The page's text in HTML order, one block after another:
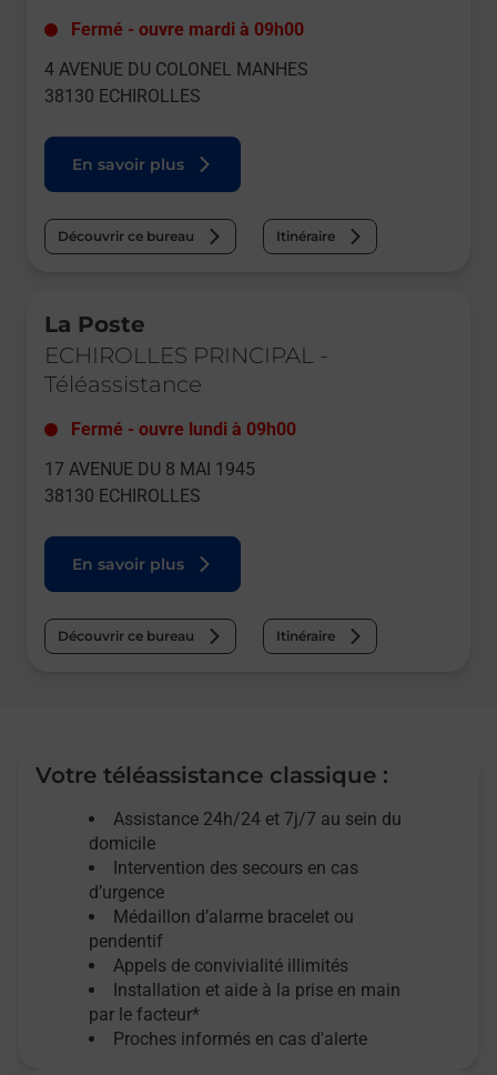
Fermé - ouvre mardi à 09h00
4 AVENUE DU COLONEL MANHES
38130 ECHIROLLES
En savoir plus
Découvrir ce bureau Itinéraire
La Poste
ECHIROLLES PRINCIPAL -
Téléassistance
Fermé - ouvre lundi à 09h00
17 AVENUE DU 8 MAI 1945
38130 ECHIROLLES
En savoir plus
Découvrir ce bureau Itinéraire
Votre téléassistance classique :
Assistance 24h/24 et 7j/7 au sein du
domicile
Intervention des secours en cas
d’urgence
Médaillon d’alarme bracelet ou
pendentif
Appels de convivialité illimités
Installation et aide à la prise en main
par le facteur*
Proches informés en cas d'alerte